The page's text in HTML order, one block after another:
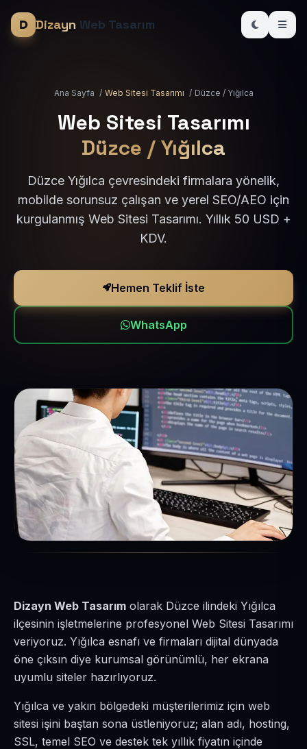
Dizayn Web Tasarım
Ana Sayfa / Web Sitesi Tasarımı / Düzce / Yığılca
Web Sitesi Tasarımı
Düzce / Yığılca
Düzce Yığılca çevresindeki firmalara yönelik,
mobilde sorunsuz çalışan ve yerel SEO/AEO için
kurgulanmış Web Sitesi Tasarımı. Yıllık 50 USD +
KDV.
Hemen Teklif İste
WhatsApp
Dizayn Web Tasarım olarak Düzce ilindeki Yığılca
ilçesinin işletmelerine profesyonel Web Sitesi Tasarımı
veriyoruz. Yığılca esnafı ve firmaları dijital dünyada
öne çıksın diye kurumsal görünümlü, her ekrana
uyumlu siteler hazırlıyoruz.
Yığılca ve yakın bölgedeki müşterilerimiz için web
sitesi işini baştan sona üstleniyoruz; alan adı, hosting,
SSL, temel SEO ve destek tek yıllık fiyatın içinde